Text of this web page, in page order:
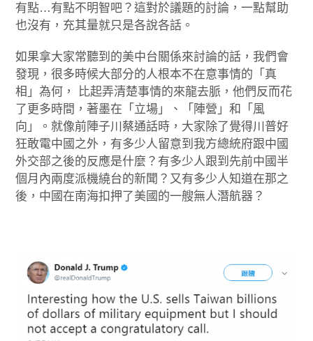
有點…有點不明智吧？這對於議題的討論，一點幫助
也沒有，充其量就只是各說各話。
如果拿大家常聽到的美中台關係來討論的話，我們會
發現，很多時候大部分的人根本不在意事情的「真
相」為何， 比起弄清楚事情的來龍去脈，他們反而花
了更多時間，著墨在「立場」、「陣營」和「風
向」。就像前陣子川蔡通話時，大家除了覺得川普好
狂敢電中國之外，有多少人留意到我方總統府跟中國
外交部之後的反應是什麼？有多少人跟到先前中國半
個月內兩度派機繞台的新聞？又有多少人知道在那之
後，中國在南海扣押了美國的一艘無人潛航器？